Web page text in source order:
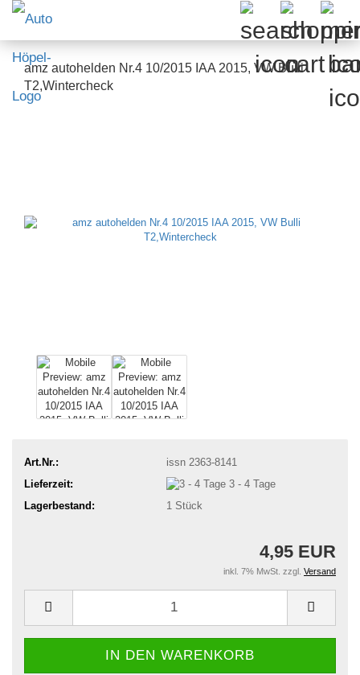
amz autohelden Nr.4 10/2015 IAA 2015, VW Bulli
T2,Wintercheck
Art.Nr.:
issn 2363-8141
Lieferzeit:
3 - 4 Tage
Lagerbestand:
1 Stück
4,95 EUR
inkl. 7% MwSt. zzgl. Versand